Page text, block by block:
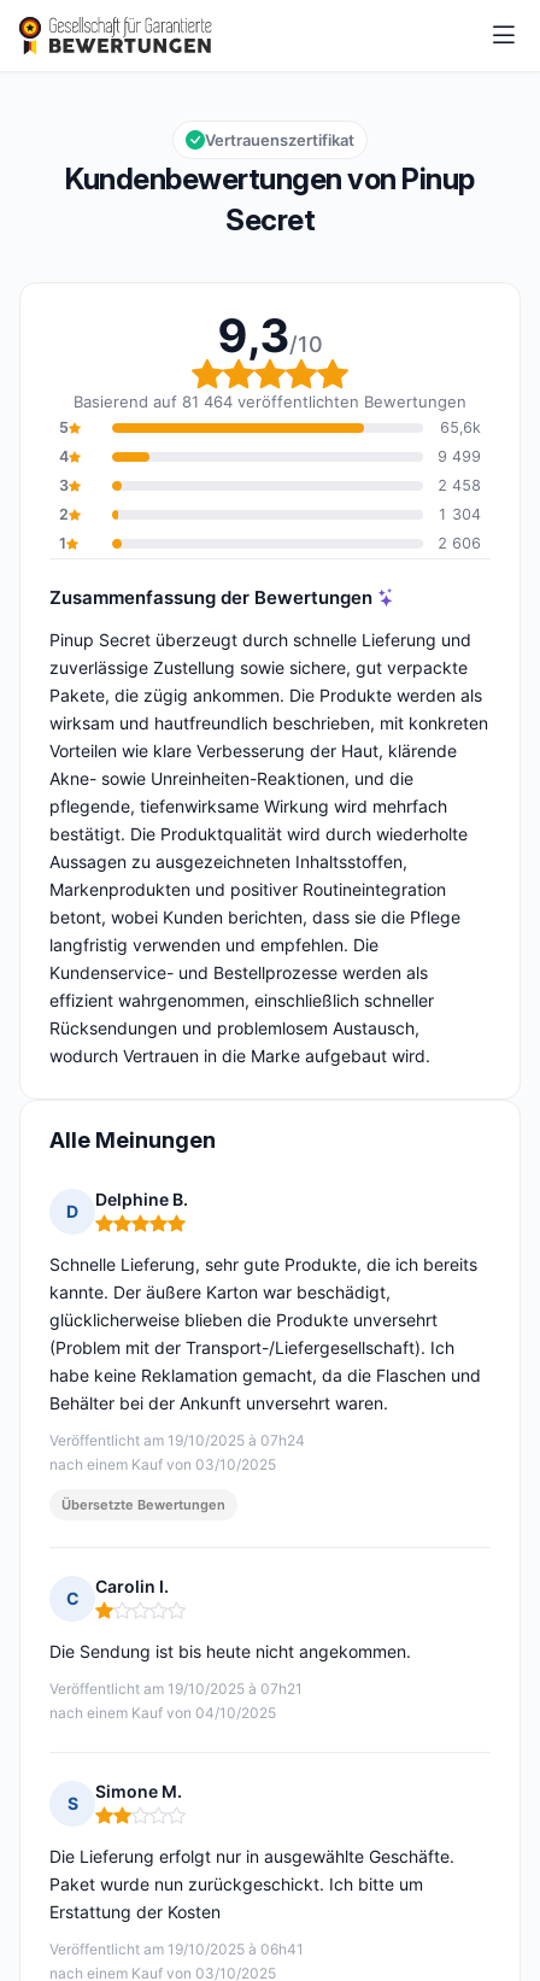
Pinup Secret
Gesamtbewertung: 9,3 von 10
9,3/10
Kundenbewertungen von Pinup
Secret
Vertrauenszertifikat
9,3/10
Gesamtbewertung: 9,3
Basierend auf 81 464 veröffentlichten Bewertungen
5
65,6k
4
9 499
3
2 458
2
1 304
1
2 606
Zusammenfassung der Bewertungen
Pinup Secret überzeugt durch schnelle Lieferung und
zuverlässige Zustellung sowie sichere, gut verpackte
Pakete, die zügig ankommen. Die Produkte werden als
wirksam und hautfreundlich beschrieben, mit konkreten
Vorteilen wie klare Verbesserung der Haut, klärende
Akne- sowie Unreinheiten-Reaktionen, und die
pflegende, tiefenwirksame Wirkung wird mehrfach
bestätigt. Die Produktqualität wird durch wiederholte
Aussagen zu ausgezeichneten Inhaltsstoffen,
Markenprodukten und positiver Routineintegration
betont, wobei Kunden berichten, dass sie die Pflege
langfristig verwenden und empfehlen. Die
Kundenservice- und Bestellprozesse werden als
effizient wahrgenommen, einschließlich schneller
Rücksendungen und problemlosem Austausch,
wodurch Vertrauen in die Marke aufgebaut wird.
Alle Meinungen
D
Delphine B.
Hinweis: 5 von 5
Veröffentlicht am 19/10/2025 à 07h24
nach einem Kauf von 03/10/2025
Schnelle Lieferung, sehr gute Produkte, die ich bereits
kannte. Der äußere Karton war beschädigt,
glücklicherweise blieben die Produkte unversehrt
(Problem mit der Transport-/Liefergesellschaft). Ich
habe keine Reklamation gemacht, da die Flaschen und
Behälter bei der Ankunft unversehrt waren.
Übersetzte Bewertungen
C
Carolin I.
Hinweis: 1 von 5
Veröffentlicht am 19/10/2025 à 07h21
nach einem Kauf von 04/10/2025
Die Sendung ist bis heute nicht angekommen.
S
Simone M.
Hinweis: 2 von 5
Veröffentlicht am 19/10/2025 à 06h41
nach einem Kauf von 03/10/2025
Die Lieferung erfolgt nur in ausgewählte Geschäfte.
Paket wurde nun zurückgeschickt. Ich bitte um
Erstattung der Kosten